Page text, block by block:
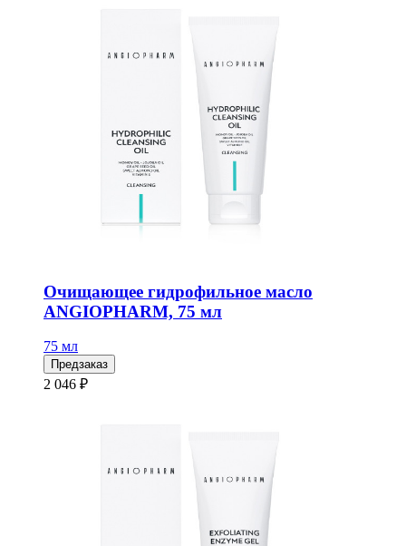
Очищающее гидрофильное масло
ANGIOPHARM, 75 мл
75 мл
Предзаказ
2 046 ₽